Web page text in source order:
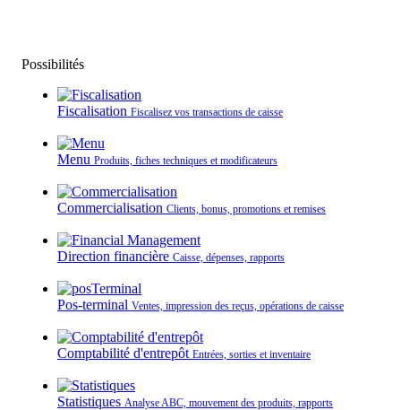
Possibilités
Fiscalisation Fiscalisez vos transactions de caisse
Menu Produits, fiches techniques et modificateurs
Commercialisation Clients, bonus, promotions et remises
Direction financière Caisse, dépenses, rapports
Pos-terminal Ventes, impression des reçus, opérations de caisse
Comptabilité d'entrepôt Entrées, sorties et inventaire
Statistiques Analyse ABC, mouvement des produits, rapports